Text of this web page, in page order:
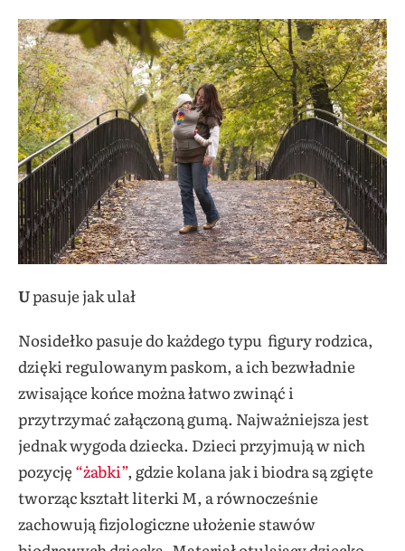
Upasuje jak ulał
Nosidełko pasuje do każdego typu figury rodzica,
dzięki regulowanym paskom, a ich bezwładnie
zwisające końce można łatwo zwinąć i
przytrzymać załączoną gumą. Najważniejsza jest
jednak wygoda dziecka. Dzieci przyjmują w nich
pozycję “żabki”, gdzie kolana jak i biodra są zgięte
tworząc kształt literki M, a równocześnie
zachowują fizjologiczne ułożenie stawów